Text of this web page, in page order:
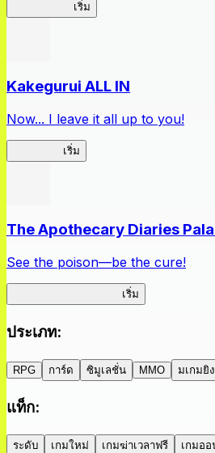
เริ่ม
Kakegurui ALL IN
Now... I leave it all up to you!
เริ่ม
The Apothecary Diaries
See the poison—be the cure!
เริ่ม
ประเภท:
RPG การ์ด ซิมูเลชั่น MMO มเกมยิง
แท็ก:
ระดับ เกมใหม่ เกมฆ่าเวลาฟรี เกมอ